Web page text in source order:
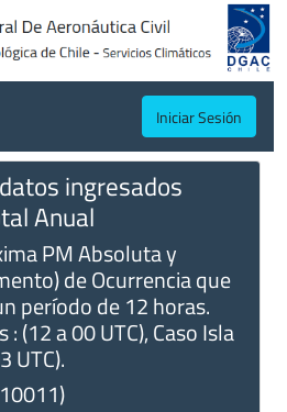
Iniciar Sesión
ingresados
Anual
PM Absoluta y
de Ocurrencia que
período de 12 horas.
(12 a 00 UTC), Caso Isla
UTC).